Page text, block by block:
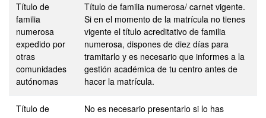
Título de
familia
numerosa
expedido por
otras
comunidades
autónomas
Título de familia numerosa/ carnet vigente.
Si en el momento de la matrícula no tienes
vigente el título acreditativo de familia
numerosa, dispones de diez días para
tramitarlo y es necesario que informes a la
gestión académica de tu centro antes de
hacer la matrícula.
Título de
No es necesario presentarlo si lo has